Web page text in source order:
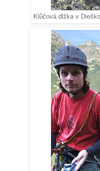
Klůčová dlžka v